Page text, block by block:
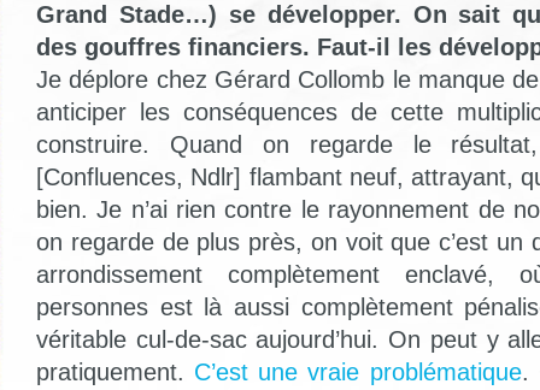
Grand Stade…) se développer. On sait
des gouffres financiers. Faut-il les
Je déplore chez Gérard Collomb le manque
anticiper les conséquences de cette
construire. Quand on regarde le
[Confluences, Ndlr] flambant neuf, attrayant,
bien. Je n’ai rien contre le rayonnement de
on regarde de plus près, on voit que c’est un
arrondissement complètement
personnes est là aussi complètement
véritable cul-de-sac aujourd’hui. On peut y
pratiquement. C’est une vraie problématique.